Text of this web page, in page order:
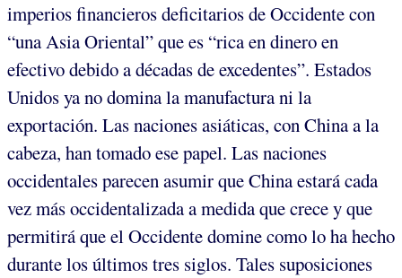
imperios financieros deficitarios de Occidente con
“una Asia Oriental” que es “rica en dinero en
efectivo debido a décadas de excedentes”. Estados
Unidos ya no domina la manufactura ni la
exportación. Las naciones asiáticas, con China a la
cabeza, han tomado ese papel. Las naciones
occidentales parecen asumir que China estará cada
vez más occidentalizada a medida que crece y que
permitirá que el Occidente domine como lo ha hecho
durante los últimos tres siglos. Tales suposiciones